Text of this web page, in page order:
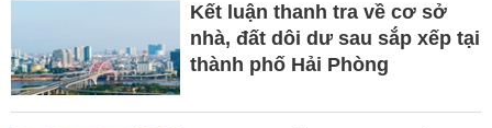
Kết luận thanh tra về cơ sở
nhà, đất dôi dư sau sắp xếp tại
thành phố Hải Phòng